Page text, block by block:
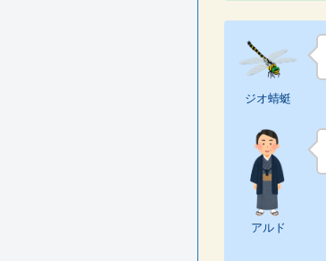
ジオ蜻蜓
アルド